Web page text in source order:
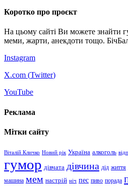
Коротко про проєкт
На цьому сайті Ви можете знайти
меми, жарти, анекдоти тощо.
Instagram
X.com (Twitter)
YouTube
Реклама
Мітки сайту
Віталій Кличко Новий рік Україна алкоголь
гумор дівчата дівчина дід життя
машина мем настрій ніч пес пиво порада